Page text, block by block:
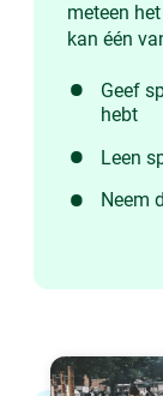
meteen
kan één
Geef
hebt
Leen
Neem